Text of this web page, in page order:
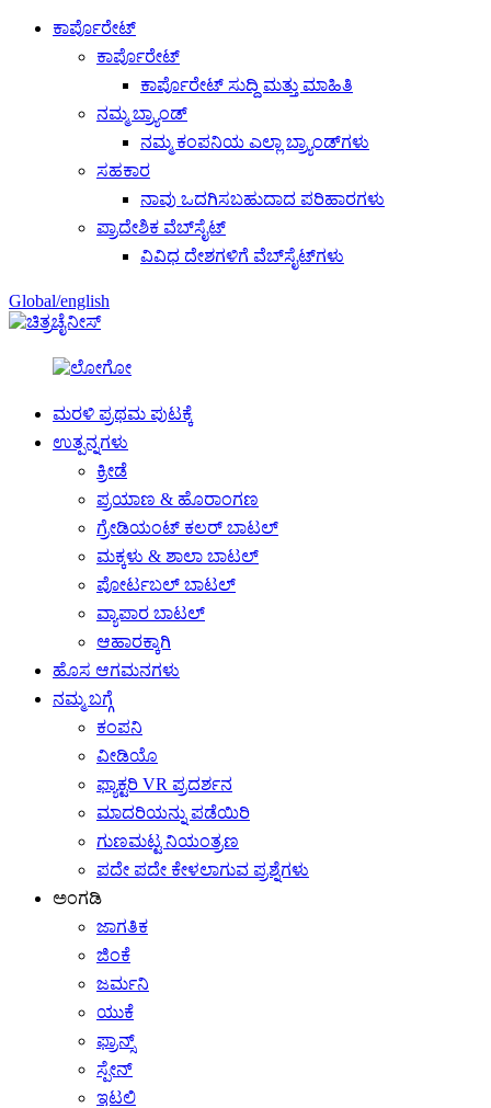
ಕಾರ್ಪೊರೇಟ್
ಕಾರ್ಪೊರೇಟ್
ಕಾರ್ಪೊರೇಟ್ ಸುದ್ದಿ ಮತ್ತು ಮಾಹಿತಿ
ನಮ್ಮ ಬ್ರ್ಯಾಂಡ್
ನಮ್ಮ ಕಂಪನಿಯ ಎಲ್ಲಾ ಬ್ರ್ಯಾಂಡ್‌ಗಳು
ಸಹಕಾರ
ನಾವು ಒದಗಿಸಬಹುದಾದ ಪರಿಹಾರಗಳು
ಪ್ರಾದೇಶಿಕ ವೆಬ್‌ಸೈಟ್
ವಿವಿಧ ದೇಶಗಳಿಗೆ ವೆಬ್‌ಸೈಟ್‌ಗಳು
Global/english
ಚೈನೀಸ್
ಮರಳಿ ಪ್ರಥಮ ಪುಟಕ್ಕೆ
ಉತ್ಪನ್ನಗಳು
ಕ್ರೀಡೆ
ಪ್ರಯಾಣ & ಹೊರಾಂಗಣ
ಗ್ರೇಡಿಯಂಟ್ ಕಲರ್ ಬಾಟಲ್
ಮಕ್ಕಳು & ಶಾಲಾ ಬಾಟಲ್
ಪೋರ್ಟಬಲ್ ಬಾಟಲ್
ವ್ಯಾಪಾರ ಬಾಟಲ್
ಆಹಾರಕ್ಕಾಗಿ
ಹೊಸ ಆಗಮನಗಳು
ನಮ್ಮ ಬಗ್ಗೆ
ಕಂಪನಿ
ವೀಡಿಯೊ
ಫ್ಯಾಕ್ಟರಿ VR ಪ್ರದರ್ಶನ
ಮಾದರಿಯನ್ನು ಪಡೆಯಿರಿ
ಗುಣಮಟ್ಟ ನಿಯಂತ್ರಣ
ಪದೇ ಪದೇ ಕೇಳಲಾಗುವ ಪ್ರಶ್ನೆಗಳು
ಅಂಗಡಿ
ಜಾಗತಿಕ
ಜಿಂಕೆ
ಜರ್ಮನಿ
ಯುಕೆ
ಫ್ರಾನ್ಸ್
ಸ್ಪೇನ್
ಇಟಲಿ